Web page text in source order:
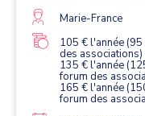
sur des musiques de
plusieurs types de
charleston, country, danses du
Chorégraphies plus
techniques de
variés (zumba,
latinos en solo,
monde...). Groupe 8 ans et plus : Des danses toniques
Marie-France
105 € l'année
des
135 € l'année
forum des
165 € l'année
forum des